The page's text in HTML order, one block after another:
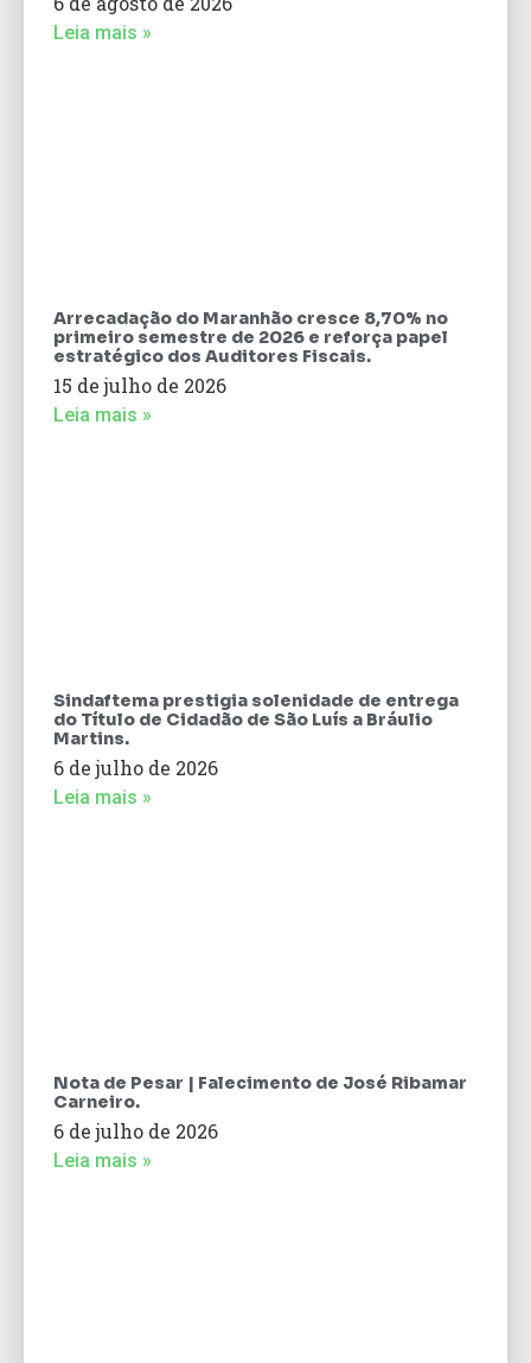
Leia mais »
Arrecadação do Maranhão cresce 8,70% no
primeiro semestre de 2026 e reforça papel
estratégico dos Auditores Fiscais.
15 de julho de 2026
Leia mais »
Sindaftema prestigia solenidade de entrega
do Título de Cidadão de São Luís a Bráulio
Martins.
6 de julho de 2026
Leia mais »
Nota de Pesar | Falecimento de José Ribamar
Carneiro.
6 de julho de 2026
Leia mais »